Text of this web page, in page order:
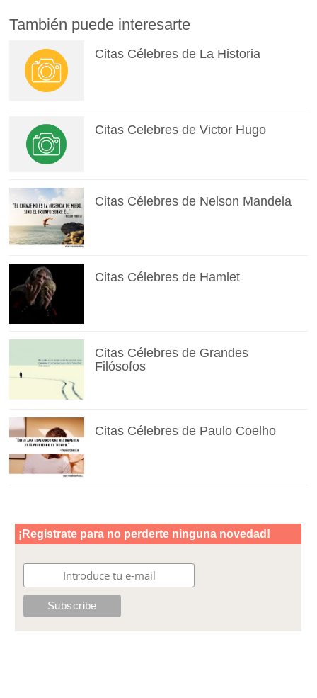
También puede interesarte
Citas Célebres de La Historia
Citas Celebres de Victor Hugo
Citas Célebres de Nelson Mandela
Citas Célebres de Hamlet
Citas Célebres de Grandes
Filósofos
Citas Célebres de Paulo Coelho